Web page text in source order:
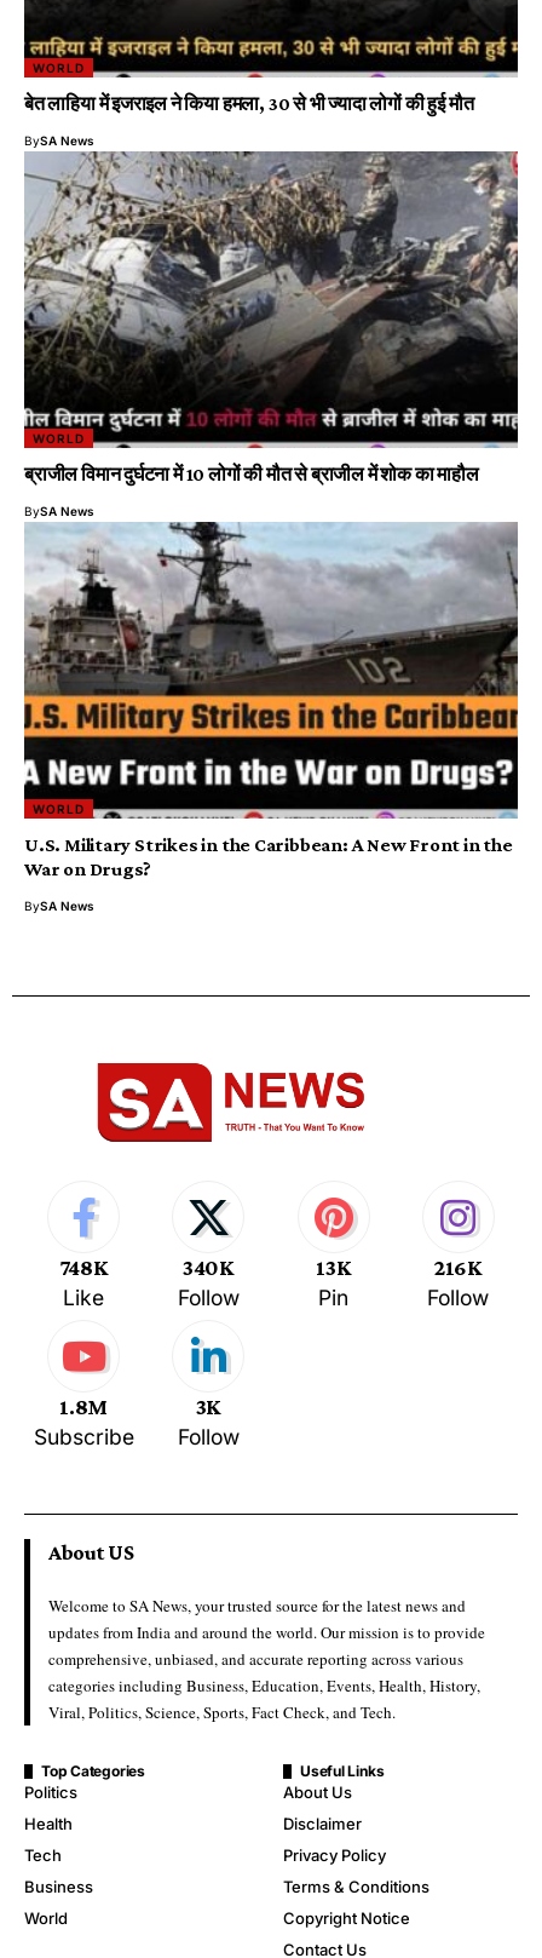
WORLD
बेत लाहिया में इजराइल ने किया हमला, 30 से भी ज्यादा लोगों की हुई मौत
BySA News
WORLD
ब्राजील विमान दुर्घटना में 10 लोगों की मौत से ब्राजील में शोक का माहौल
BySA News
WORLD
U.S. Military Strikes in the Caribbean: A New Front in the
War on Drugs?
BySA News
748K
Like
340K
Follow
13K
Pin
216K
Follow
1.8M
Subscribe
3K
Follow
About US
Welcome to SA News, your trusted source for the latest news and
updates from India and around the world. Our mission is to provide
comprehensive, unbiased, and accurate reporting across various
categories including Business, Education, Events, Health, History,
Viral, Politics, Science, Sports, Fact Check, and Tech.
Top Categories
Politics
Health
Tech
Business
World
Useful Links
About Us
Disclaimer
Privacy Policy
Terms & Conditions
Copyright Notice
Contact Us